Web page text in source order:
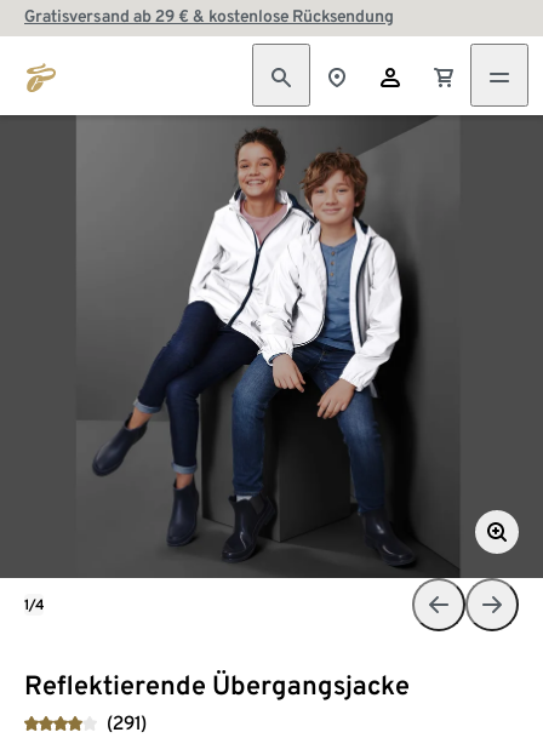
Gratisversand ab 29 € & kostenlose Rücksendung
Reflektierende Übergangsjacke
(291)
1/4